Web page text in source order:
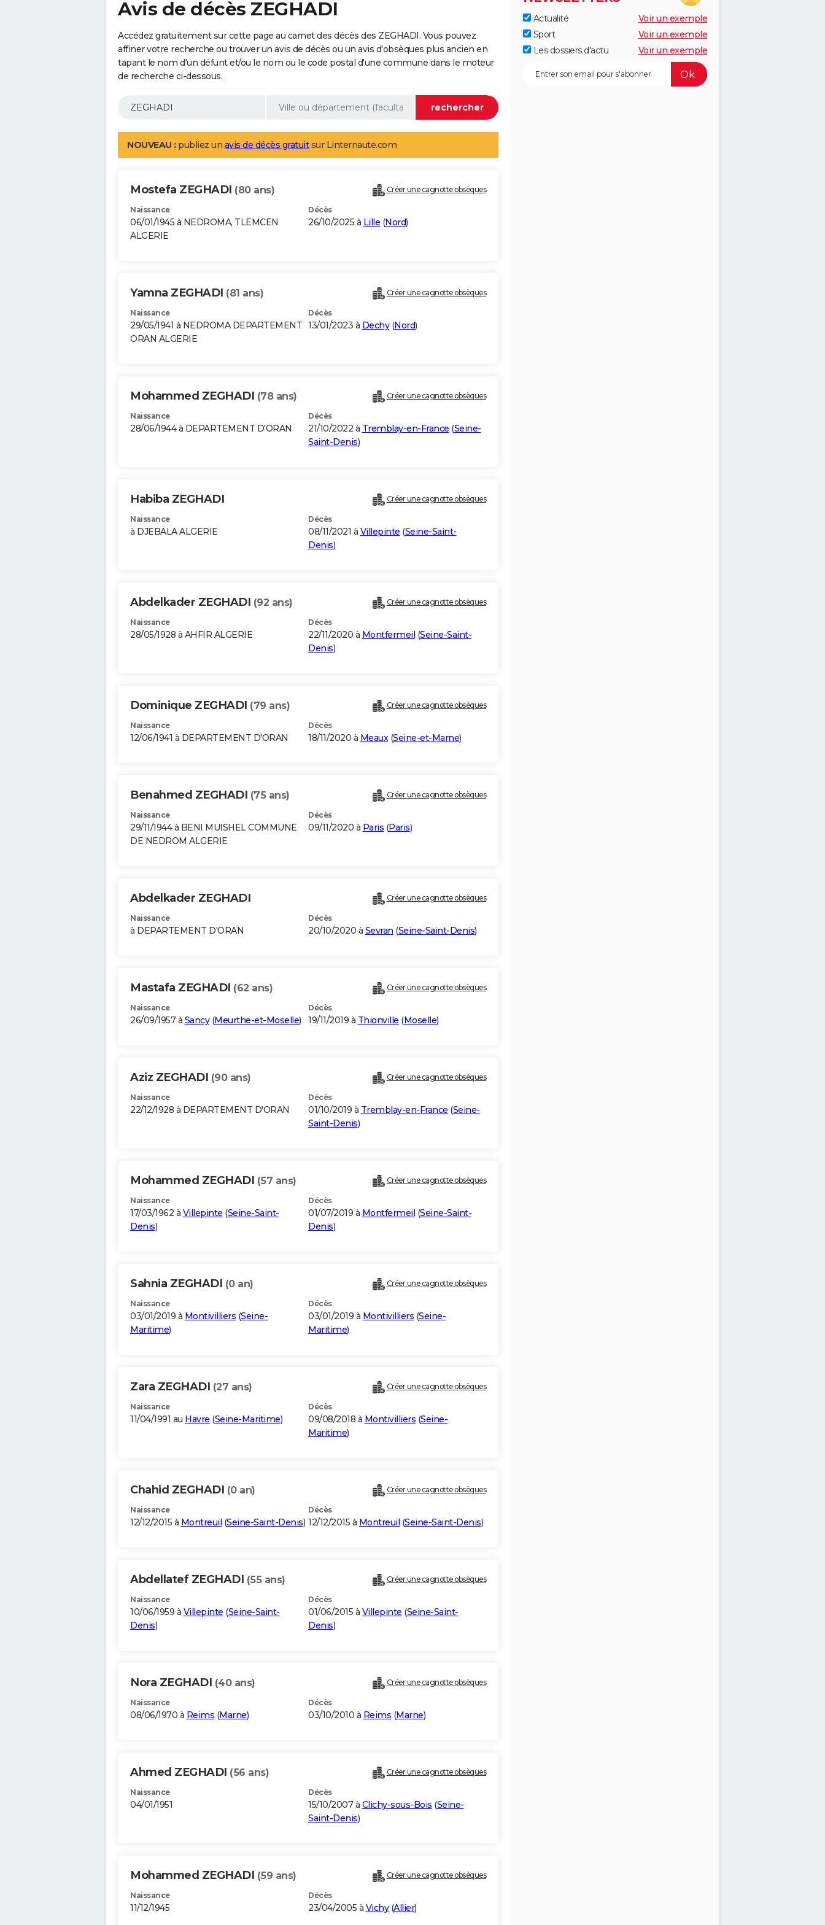
Avis de décès ZEGHADI
Accédez gratuitement sur cette page au carnet des décès des ZEGHADI. Vous pouvez
affiner votre recherche ou trouver un avis de décès ou un avis d'obsèques plus ancien en
tapant le nom d'un défunt et/ou le nom ou le code postal d'une commune dans le moteur
de recherche ci-dessous.
NOUVEAU : publiez un avis de décès gratuitsur Linternaute.com
Mostefa ZEGHADI (80 ans) Créer une cagnotte obsèques
Naissance
06/01/1945 à NEDROMA, TLEMCEN
ALGERIE
Décès
26/10/2025 à Lille (Nord)
Yamna ZEGHADI (81 ans) Créer une cagnotte obsèques
Naissance
29/05/1941 à NEDROMA DEPARTEMENT
ORAN ALGERIE
Décès
13/01/2023 à Dechy(Nord)
Mohammed ZEGHADI (78 ans) Créer une cagnotte obsèques
Naissance
28/06/1944 à DEPARTEMENT D'ORAN
Décès
21/10/2022 à Tremblay-en-France (Seine-
Saint-Denis)
Habiba ZEGHADI Créer une cagnotte obsèques
Naissance
à DJEBALA ALGERIE
Décès
08/11/2021 à Villepinte (Seine-Saint-
Denis)
Abdelkader ZEGHADI (92 ans) Créer une cagnotte obsèques
Naissance
28/05/1928 à AHFIR ALGERIE
Décès
22/11/2020 à Montfermeil (Seine-Saint-
Denis)
Dominique ZEGHADI (79 ans) Créer une cagnotte obsèques
Naissance
12/06/1941 à DEPARTEMENT D'ORAN
Décès
18/11/2020 à Meaux(Seine-et-Marne)
Benahmed ZEGHADI (75 ans) Créer une cagnotte obsèques
Naissance
29/11/1944 à BENI MUISHEL COMMUNE
DE NEDROM ALGERIE
Décès
09/11/2020 à Paris (Paris)
Abdelkader ZEGHADI Créer une cagnotte obsèques
Naissance
à DEPARTEMENT D'ORAN
Décès
20/10/2020 à Sevran (Seine-Saint-Denis)
Mastafa ZEGHADI (62 ans) Créer une cagnotte obsèques
Naissance
26/09/1957 à Sancy(Meurthe-et-Moselle)
Décès
19/11/2019 à Thionville (Moselle)
Aziz ZEGHADI (90 ans) Créer une cagnotte obsèques
Naissance
22/12/1928 à DEPARTEMENT D'ORAN
Décès
01/10/2019 à Tremblay-en-France (Seine-
Saint-Denis)
Mohammed ZEGHADI (57 ans) Créer une cagnotte obsèques
Naissance
17/03/1962 à Villepinte (Seine-Saint-
Denis)
Décès
01/07/2019 à Montfermeil (Seine-Saint-
Denis)
Sahnia ZEGHADI (0 an) Créer une cagnotte obsèques
Naissance
03/01/2019 à Montivilliers (Seine-
Maritime)
Décès
03/01/2019 à Montivilliers (Seine-
Maritime)
Zara ZEGHADI (27 ans) Créer une cagnotte obsèques
Naissance
11/04/1991 au Havre (Seine-Maritime)
Décès
09/08/2018 à Montivilliers (Seine-
Maritime)
Chahid ZEGHADI (0 an) Créer une cagnotte obsèques
Naissance
12/12/2015 à Montreuil (Seine-Saint-Denis)
Décès
12/12/2015 à Montreuil (Seine-Saint-Denis)
Abdellatef ZEGHADI (55 ans) Créer une cagnotte obsèques
Naissance
10/06/1959 à Villepinte (Seine-Saint-
Denis)
Décès
01/06/2015 à Villepinte (Seine-Saint-
Denis)
Nora ZEGHADI (40 ans) Créer une cagnotte obsèques
Naissance
08/06/1970 à Reims (Marne)
Décès
03/10/2010 à Reims (Marne)
Ahmed ZEGHADI (56 ans) Créer une cagnotte obsèques
Naissance
04/01/1951
Décès
15/10/2007 à Clichy-sous-Bois (Seine-
Saint-Denis)
Mohammed ZEGHADI (59 ans) Créer une cagnotte obsèques
Naissance
11/12/1945
Décès
23/04/2005 à Vichy(Allier)
Actualité
Voir un exemple
Sport
Voir un exemple
Les dossiers d'actu
Voir un exemple